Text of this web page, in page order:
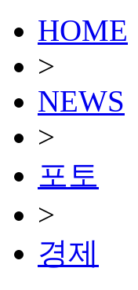
HOME
>
NEWS
>
포토
>
경제